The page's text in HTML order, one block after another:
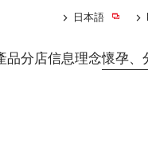
品分店信息理念懷孕、
日本語